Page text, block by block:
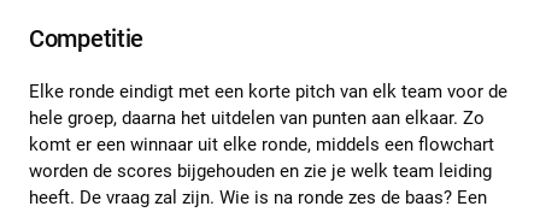
Competitie
Elke ronde eindigt met een korte pitch van elk team voor de
hele groep, daarna het uitdelen van punten aan elkaar. Zo
komt er een winnaar uit elke ronde, middels een flowchart
worden de scores bijgehouden en zie je welk team leiding
heeft. De vraag zal zijn. Wie is na ronde zes de baas? Een